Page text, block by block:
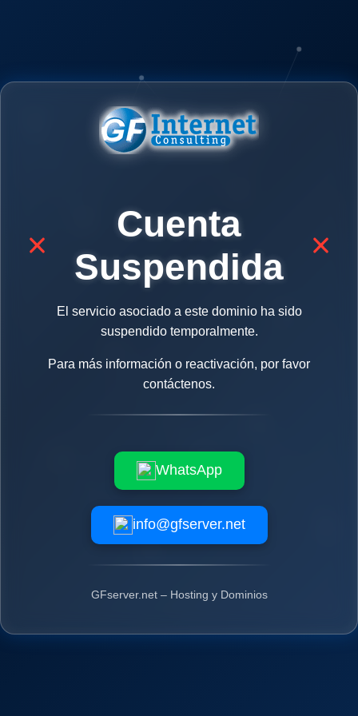
Cuenta
Suspendida
El servicio asociado a este dominio ha sido
suspendido temporalmente.
Para más información o reactivación, por favor
contáctenos.
WhatsApp
info@gfserver.net
GFserver.net – Hosting y Dominios